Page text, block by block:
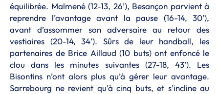
équilibrée. Malmené (12-13, 26’), Besançon parvient à
reprendre l’avantage avant la pause (16-14, 30’),
avant d’assommer son adversaire au retour des
vestiaires (20-14, 34’). Sûrs de leur handball, les
partenaires de Brice Aillaud (10 buts) ont enfoncé le
clou dans les minutes suivantes (27-18, 43’). Les
Bisontins n’ont alors plus qu’à gérer leur avantage.
Sarrebourg ne revient qu’à cinq buts, et s’incline au